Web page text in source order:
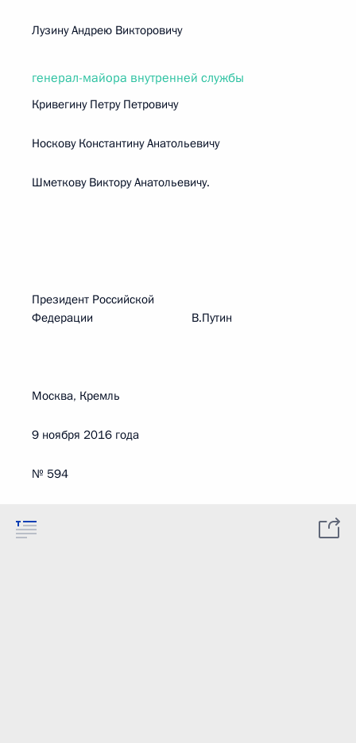
Лузину Андрею Викторовичу
генерал-майора внутренней службы
Кривегину Петру Петровичу
Носкову Константину Анатольевичу
Шметкову Виктору Анатольевичу.
Президент Российской
Федерации В.Путин
Москва, Кремль
9 ноября 2016 года
№ 594